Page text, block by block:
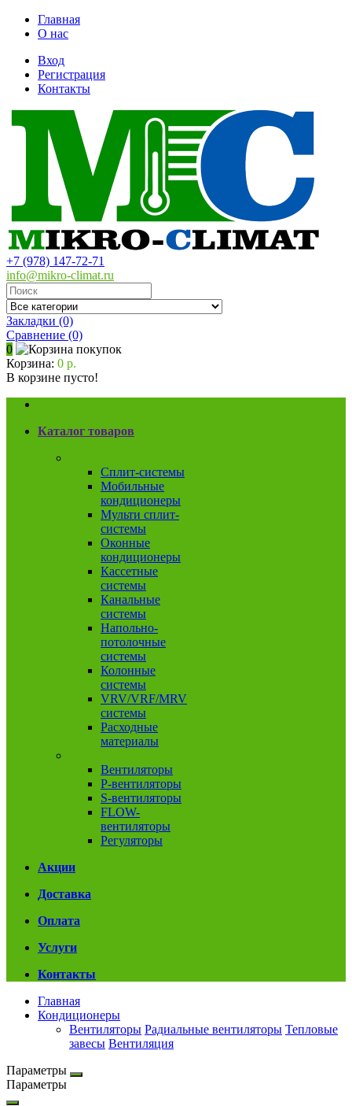
Главная
О нас
Вход
Регистрация
Контакты
+7 (978) 147-72-71
info@mikro-climat.ru
Закладки (0)
Сравнение (0)
0
Корзина: 0 р.
В корзине пусто!
Каталог товаров
Сплит-системы
Мобильные
кондиционеры
Мульти сплит-
системы
Оконные
кондиционеры
Кассетные
системы
Канальные
системы
Напольно-
потолочные
системы
Колонные
системы
VRV/VRF/MRV
системы
Расходные
материалы
Вентиляторы
P-вентиляторы
S-вентиляторы
FLOW-
вентиляторы
Регуляторы
Акции
Доставка
Оплата
Услуги
Контакты
Главная
Кондиционеры
Вентиляторы Радиальные вентиляторы Тепловые
завесы Вентиляция
Параметры
Параметры